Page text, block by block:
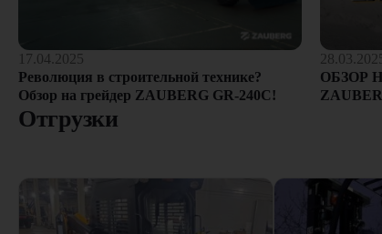
17.04.2025
Революция в строительной технике?
Обзор на грейдер ZAUBERG GR-240C!
ОБЗОР
Отгрузки